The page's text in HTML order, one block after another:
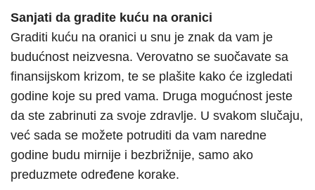
Sanjati da gradite kuću na oranici
Graditi kuću na oranici u snu je znak da vam je
budućnost neizvesna. Verovatno se suočavate sa
finansijskom krizom, te se plašite kako će izgledati
godine koje su pred vama. Druga mogućnost jeste
da ste zabrinuti za svoje zdravlje. U svakom slučaju,
već sada se možete potruditi da vam naredne
godine budu mirnije i bezbrižnije, samo ako
preduzmete određene korake.